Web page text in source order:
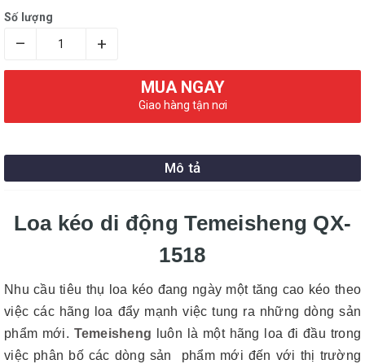
Số lượng
– +
MUA NGAY
Giao hàng tận nơi
Mô tả
Loa kéo di động Temeisheng QX-
1518
Nhu cầu tiêu thụ loa kéo đang ngày một tăng cao kéo theo
việc các hãng loa đẩy mạnh việc tung ra những dòng sản
phẩm mới. Temeisheng luôn là một hãng loa đi đầu trong
việc phân bố các dòng sản phẩm mới đến với thị trường